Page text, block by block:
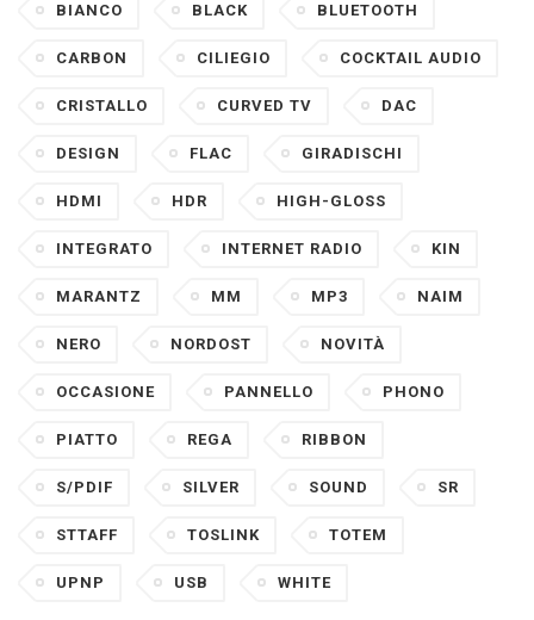
BIANCO BLACK BLUETOOTH
CARBON CILIEGIO COCKTAIL AUDIO
CRISTALLO CURVED TV DAC
DESIGN FLAC GIRADISCHI
HDMI HDR HIGH-GLOSS
INTEGRATO INTERNET RADIO KIN
MARANTZ MM MP3 NAIM
NERO NORDOST NOVITÀ
OCCASIONE PANNELLO PHONO
PIATTO REGA RIBBON
S/PDIF SILVER SOUND SR
STTAFF TOSLINK TOTEM
UPNP USB WHITE